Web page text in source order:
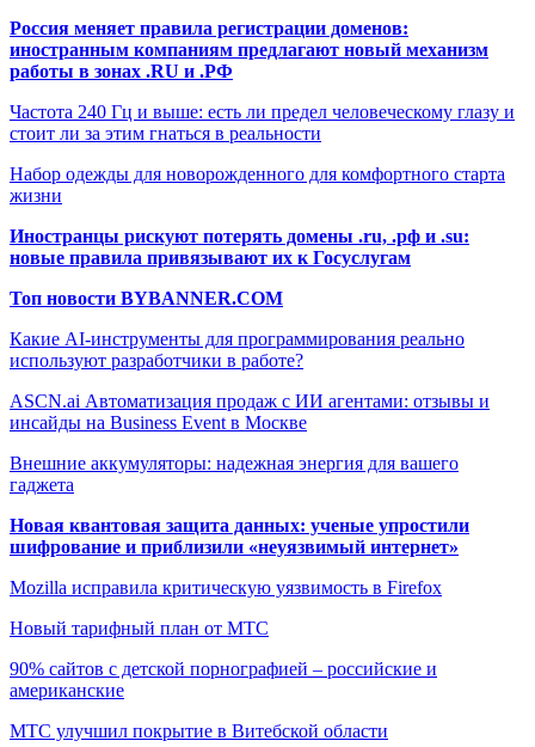
Россия меняет правила регистрации доменов:
иностранным компаниям предлагают новый механизм
работы в зонах .RU и .РФ
Частота 240 Гц и выше: есть ли предел человеческому глазу и
стоит ли за этим гнаться в реальности
Набор одежды для новорожденного для комфортного старта
жизни
Иностранцы рискуют потерять домены .ru, .рф и .su:
новые правила привязывают их к Госуслугам
Топ новости BYBANNER.COM
Какие AI-инструменты для программирования реально
используют разработчики в работе?
ASCN.ai Автоматизация продаж с ИИ агентами: отзывы и
инсайды на Business Event в Москве
Внешние аккумуляторы: надежная энергия для вашего
гаджета
Новая квантовая защита данных: ученые упростили
шифрование и приблизили «неуязвимый интернет»
Mozilla исправила критическую уязвимость в Firefox
Новый тарифный план от МТС
90% сайтов с детской порнографией – российские и
американские
МТС улучшил покрытие в Витебской области